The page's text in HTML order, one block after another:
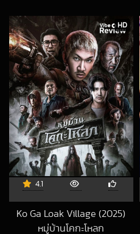
HD
4.1
Ko Ga Loak Village (2025)
หมู่บ้านโคกะโหลก